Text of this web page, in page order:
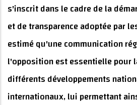
s'inscrit dans le cadre de la
et de transparence adoptée par
estimé qu'une communication
l'opposition est essentielle pour
différents développements
internationaux, lui permettant